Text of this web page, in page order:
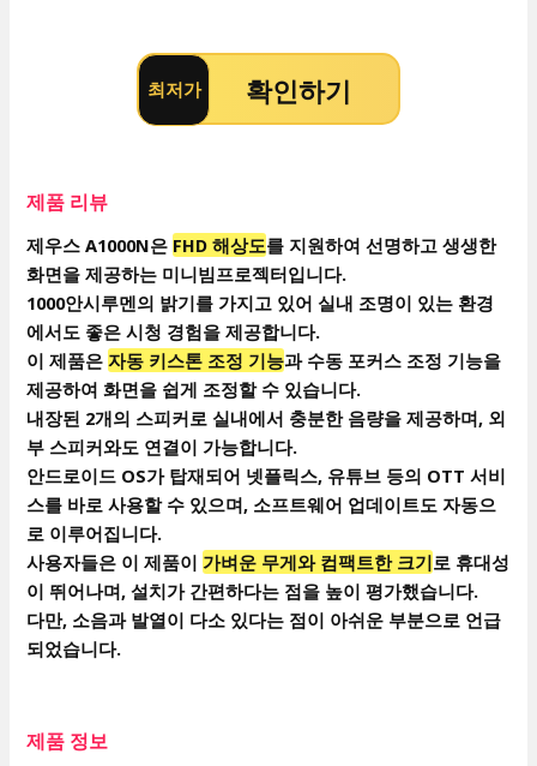
최저가 확인하기
제품 리뷰
제우스 A1000N은 FHD 해상도를 지원하여 선명하고 생생한
화면을 제공하는 미니빔프로젝터입니다.
1000안시루멘의 밝기를 가지고 있어 실내 조명이 있는 환경
에서도 좋은 시청 경험을 제공합니다.
이 제품은자동 키스톤 조정 기능과 수동 포커스 조정 기능을
제공하여 화면을 쉽게 조정할 수 있습니다.
내장된 2개의 스피커로 실내에서 충분한 음량을 제공하며, 외
부 스피커와도 연결이 가능합니다.
안드로이드 OS가 탑재되어 넷플릭스, 유튜브 등의 OTT 서비
스를 바로 사용할 수 있으며, 소프트웨어 업데이트도 자동으
로 이루어집니다.
사용자들은 이 제품이 가벼운 무게와 컴팩트한 크기로 휴대성
이 뛰어나며, 설치가 간편하다는 점을 높이 평가했습니다.
다만, 소음과 발열이 다소 있다는 점이 아쉬운 부분으로 언급
되었습니다.
제품 정보